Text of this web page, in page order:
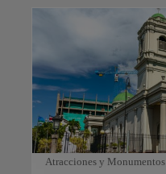
Atracciones y Monumentos